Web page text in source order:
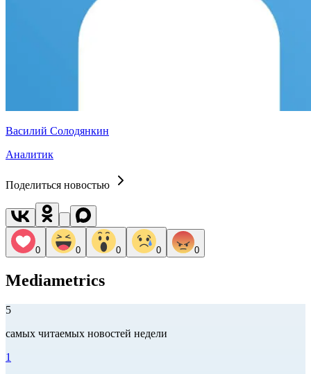
Василий Солодянкин
Аналитик
Поделиться новостью
0 0 0 0 0
Mediametrics
5
самых читаемых новостей недели
1